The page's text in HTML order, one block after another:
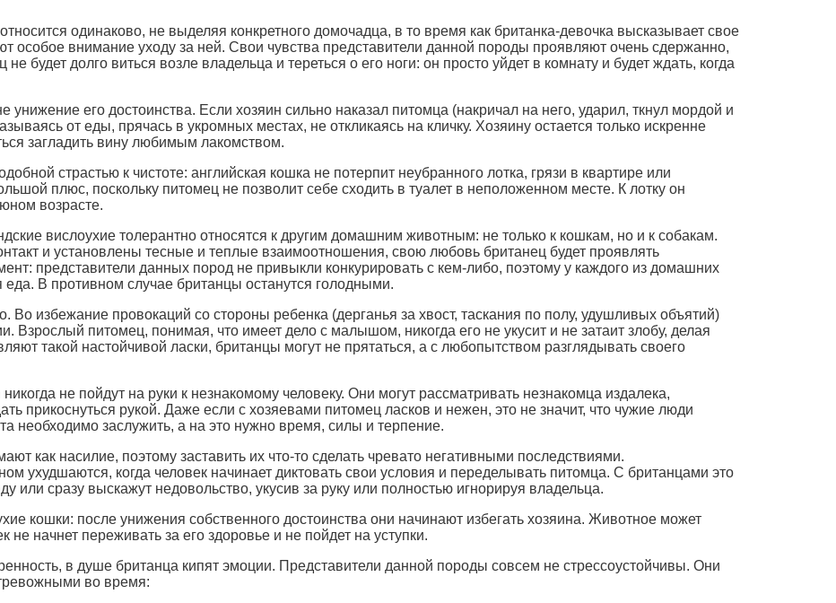
одинаково, не выделяя конкретного домочадца, в то время как британка-девочка высказывает свое
особое внимание уходу за ней. Свои чувства представители данной породы проявляют очень сдержанно,
будет долго виться возле владельца и тереться о его ноги: он просто уйдет в комнату и будет ждать, когда
унижение его достоинства. Если хозяин сильно наказал питомца (накричал на него, ударил, ткнул мордой и
от еды, прячась в укромных местах, не откликаясь на кличку. Хозяину остается только искренне
загладить вину любимым лакомством.
страстью к чистоте: английская кошка не потерпит неубранного лотка, грязи в квартире или
плюс, поскольку питомец не позволит себе сходить в туалет в неположенном месте. К лотку он
возрасте.
вислоухие толерантно относятся к другим домашним животным: не только к кошкам, но и к собакам.
и установлены тесные и теплые взаимоотношения, свою любовь британец будет проявлять
представители данных пород не привыкли конкурировать с кем-либо, поэтому у каждого из домашних
В противном случае британцы останутся голодными.
Во избежание провокаций со стороны ребенка (дерганья за хвост, таскания по полу, удушливых объятий)
Взрослый питомец, понимая, что имеет дело с малышом, никогда его не укусит и не затаит злобу, делая
такой настойчивой ласки, британцы могут не прятаться, а с любопытством разглядывать своего
не пойдут на руки к незнакомому человеку. Они могут рассматривать незнакомца издалека,
прикоснуться рукой. Даже если с хозяевами питомец ласков и нежен, это не значит, что чужие люди
необходимо заслужить, а на это нужно время, силы и терпение.
как насилие, поэтому заставить их что-то сделать чревато негативными последствиями.
ухудшаются, когда человек начинает диктовать свои условия и переделывать питомца. С британцами это
или сразу выскажут недовольство, укусив за руку или полностью игнорируя владельца.
кошки: после унижения собственного достоинства они начинают избегать хозяина. Животное может
начнет переживать за его здоровье и не пойдет на уступки.
в душе британца кипят эмоции. Представители данной породы совсем не стрессоустойчивы. Они
во время: